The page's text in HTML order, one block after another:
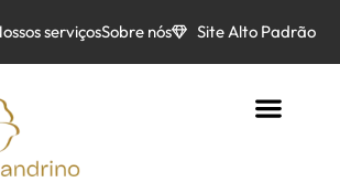
serviçosSobre nós Site Alto Padrão